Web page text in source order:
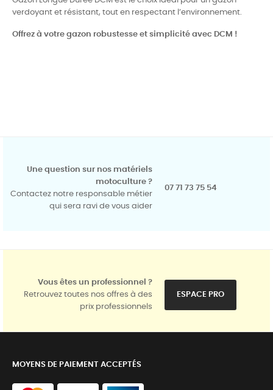
verdoyant et résistant, tout en respectant l’environnement.
Offrez à votre gazon robustesse et simplicité avec DCM !
Une question sur nos matériels
motoculture ?
Contactez notre responsable métier
qui sera ravi de vous aider
07 71 73 75 54
Vous êtes un professionnel ?
Retrouvez toutes nos offres à des
prix professionnels
ESPACE PRO
MOYENS DE PAIEMENT ACCEPTÉS